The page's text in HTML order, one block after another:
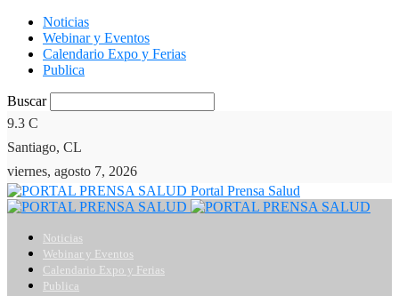
Noticias
Webinar y Eventos
Calendario Expo y Ferias
Publica
Buscar
9.3 C
Santiago, CL
viernes, agosto 7, 2026
Portal Prensa Salud
Noticias
Webinar y Eventos
Calendario Expo y Ferias
Publica